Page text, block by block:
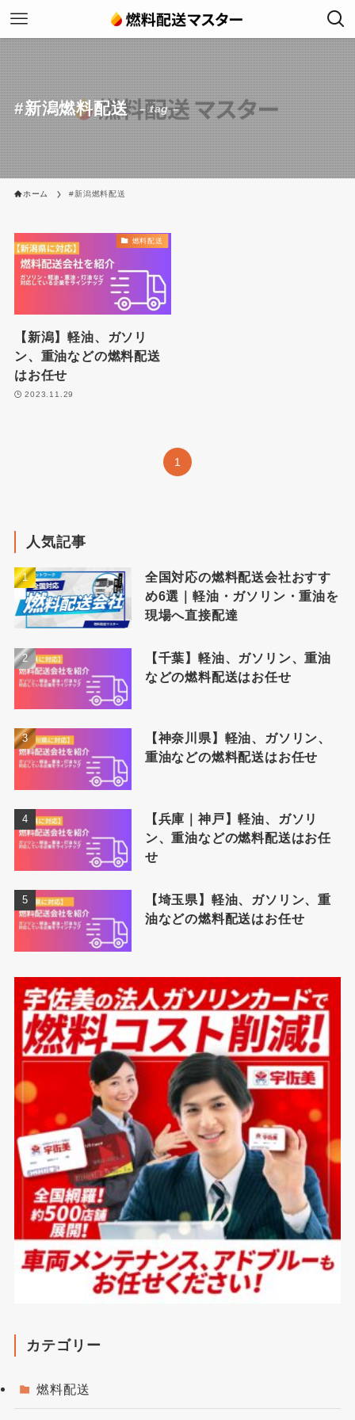
#新潟燃料配送 – tag –
ホーム #新潟燃料配送
燃料配送
【新潟】軽油、ガソリ
ン、重油などの燃料配送
はお任せ
2023.11.29
1
人気記事
全国対応の燃料配送会社おすす
め6選｜軽油・ガソリン・重油を
現場へ直接配達
【千葉】軽油、ガソリン、重油
などの燃料配送はお任せ
【神奈川県】軽油、ガソリン、
重油などの燃料配送はお任せ
【兵庫｜神戸】軽油、ガソリ
ン、重油などの燃料配送はお任
せ
【埼玉県】軽油、ガソリン、重
油などの燃料配送はお任せ
カテゴリー
燃料配送